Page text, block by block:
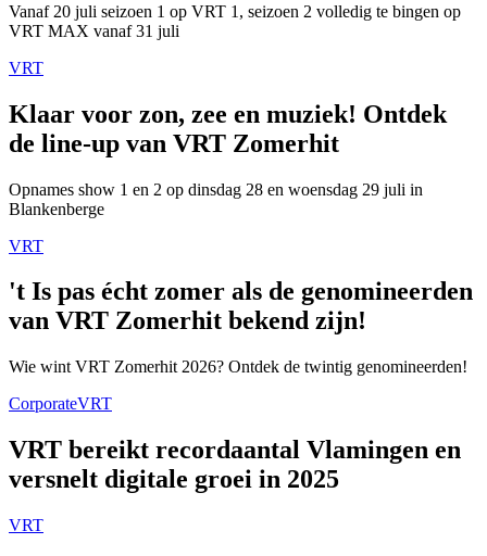
Vanaf 20 juli seizoen 1 op VRT 1, seizoen 2 volledig te bingen op
VRT MAX vanaf 31 juli
VRT
Klaar voor zon, zee en muziek! Ontdek
de line-up van VRT Zomerhit
Opnames show 1 en 2 op dinsdag 28 en woensdag 29 juli in
Blankenberge
VRT
't Is pas écht zomer als de genomineerden
van VRT Zomerhit bekend zijn!
Wie wint VRT Zomerhit 2026? Ontdek de twintig genomineerden!
CorporateVRT
VRT bereikt recordaantal Vlamingen en
versnelt digitale groei in 2025
VRT